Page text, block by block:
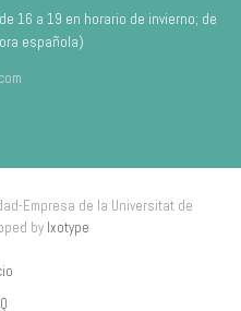
16 a 19 en horario de invierno; de
española)
Empresa de la Universitat de
by Ixotype